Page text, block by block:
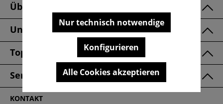
Über Uns
Unsere Marken
Top Kategorien
Service & FAQ
KONTAKT
Nur technisch notwendige
Konfigurieren
Alle Cookies akzeptieren